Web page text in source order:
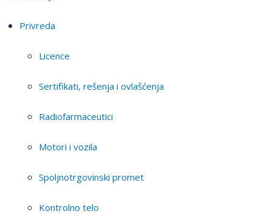
Privreda
Licence
Sertifikati, rešenja i ovlašćenja
Radiofarmaceutici
Motori i vozila
Spoljnotrgovinski promet
Kontrolno telo